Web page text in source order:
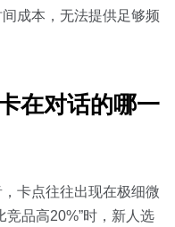
成本，无法提供足够频
在对话的哪一
卡点往往出现在极细微
竞品高20%”时，新人选